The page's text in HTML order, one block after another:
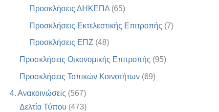
Προσκλήσεις ΔΗΚΕΠΑ (65)
Προσκλήσεις Εκτελεστικής Επιτροπής (7)
Προσκλήσεις ΕΠΖ (48)
Προσκλήσεις Οικονομικής Επιτροπής (95)
Προσκλήσεις Τοπικών Κοινοτήτων (69)
4. Ανακοινώσεις (567)
Δελτία Τύπου (473)